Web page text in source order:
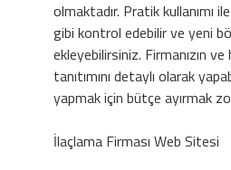
olmaktadır. Pratik kullanımı
gibi kontrol edebilir ve yeni
ekleyebilirsiniz. Firmanızın
tanıtımını detaylı olarak
yapmak için bütçe ayırmak
İlaçlama Firması Web Sitesi